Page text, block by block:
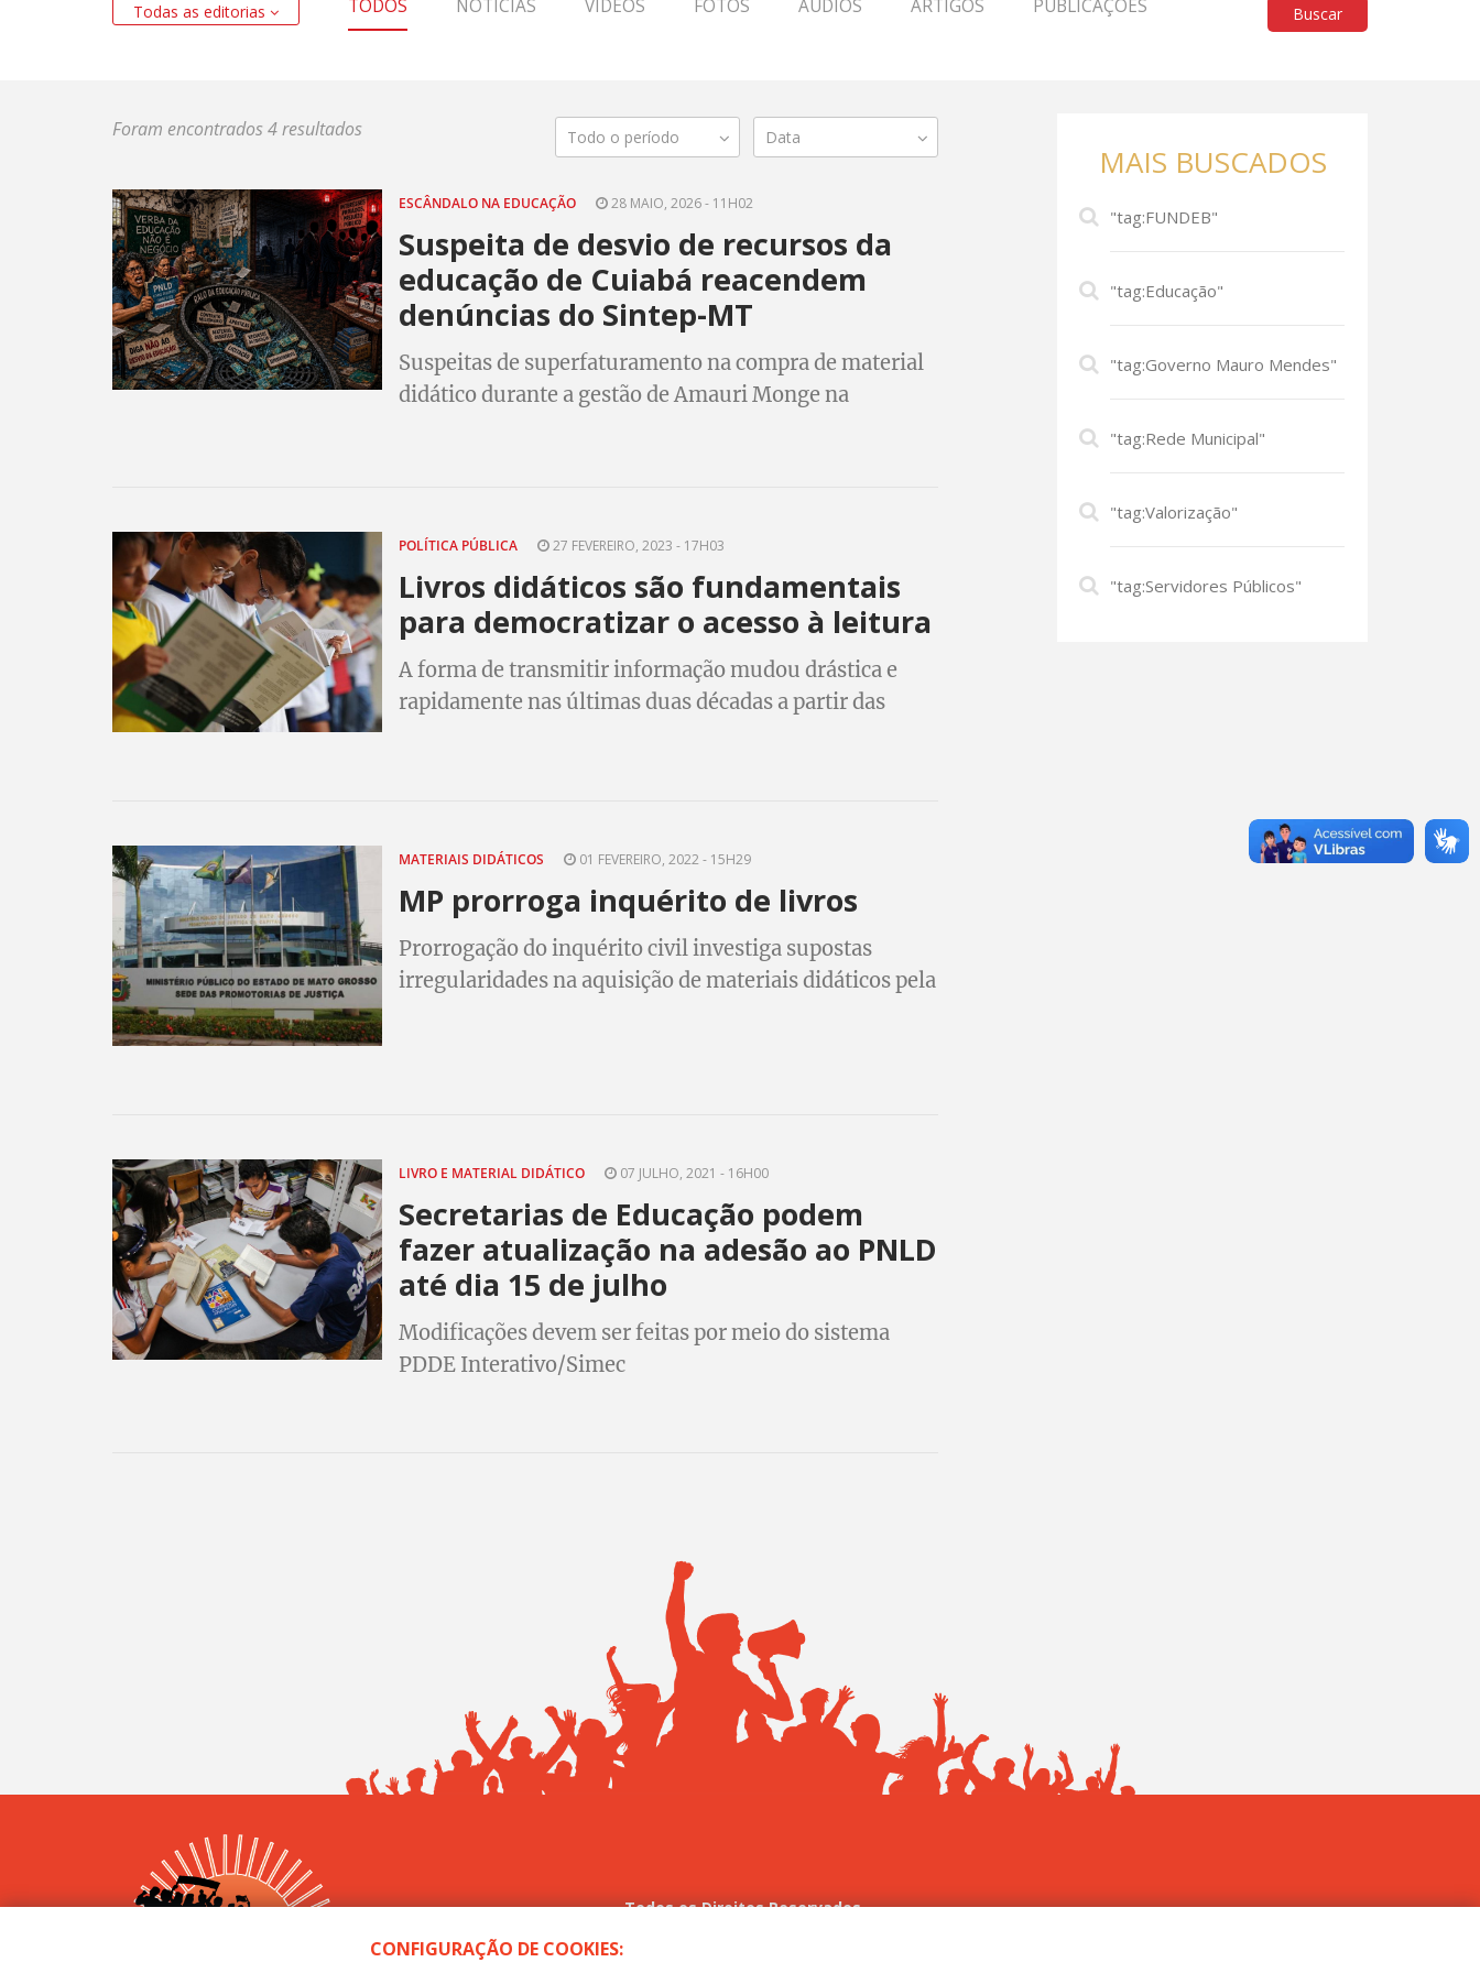
CONFIGURAÇÃO DE COOKIES:
Todas as editorias TODOS NOTÍCIAS VÍDEOS FOTOS ÁUDIOS ARTIGOS PUBLICAÇÕES Buscar
Foram encontrados 4 resultados Todo o período Data
ESCÂNDALO NA EDUCAÇÃO 28 MAIO, 2026 - 11H02
Suspeita de desvio de recursos da
educação de Cuiabá reacendem
denúncias do Sintep-MT
Suspeitas de superfaturamento na compra de material
didático durante a gestão de Amauri Monge na
POLÍTICA PÚBLICA 27 FEVEREIRO, 2023 - 17H03
Livros didáticos são fundamentais
para democratizar o acesso à leitura
A forma de transmitir informação mudou drástica e
rapidamente nas últimas duas décadas a partir das
MATERIAIS DIDÁTICOS 01 FEVEREIRO, 2022 - 15H29
MP prorroga inquérito de livros
Prorrogação do inquérito civil investiga supostas
irregularidades na aquisição de materiais didáticos pela
LIVRO E MATERIAL DIDÁTICO 07 JULHO, 2021 - 16H00
Secretarias de Educação podem
fazer atualização na adesão ao PNLD
até dia 15 de julho
Modificações devem ser feitas por meio do sistema
PDDE Interativo/Simec
MAIS BUSCADOS
"tag:FUNDEB"
"tag:Educação"
"tag:Governo Mauro Mendes"
"tag:Rede Municipal"
"tag:Valorização"
"tag:Servidores Públicos"
Todos os Direitos Reservados